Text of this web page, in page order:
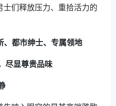
士们释放压力、重拾活力的
、都市绅士、专属领地
尽显尊贵品味